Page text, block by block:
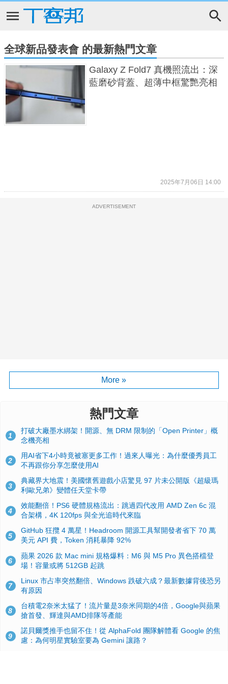
全球新品發表會 的最新熱門文章
Galaxy Z Fold7 真機照流出：深
藍磨砂背蓋、超薄中框驚艷亮相
2025年7月06日 14:00
ADVERTISEMENT
More »
熱門文章
1
打破大廠墨水綁架！開源、無 DRM 限制的「Open Printer」概
念機亮相
2
用AI省下4小時竟被塞更多工作！過來人曝光：為什麼優秀員工
不再跟你分享怎麼使用AI
3
典藏界大地震！美國懷舊遊戲小店驚見 97 片未公開版《超級瑪
利歐兄弟》變體任天堂卡帶
4
效能翻倍！PS6 硬體規格流出：跳過四代改用 AMD Zen 6c 混
合架構，4K 120fps 與全光追時代來臨
5
GitHub 狂攬 4 萬星！Headroom 開源工具幫開發者省下 70 萬
美元 API 費，Token 消耗暴降 92%
6
蘋果 2026 款 Mac mini 規格爆料：M6 與 M5 Pro 異色搭檔登
場！容量或將 512GB 起跳
7
Linux 市占率突然翻倍、Windows 跌破六成？最新數據背後恐另
有原因
8
台積電2奈米太猛了！流片量是3奈米同期的4倍，Google與蘋果
搶首發、輝達與AMD排隊等產能
9
諾貝爾獎推手也留不住！從 AlphaFold 團隊解體看 Google 的焦
慮：為何明星實驗室要為 Gemini 讓路？